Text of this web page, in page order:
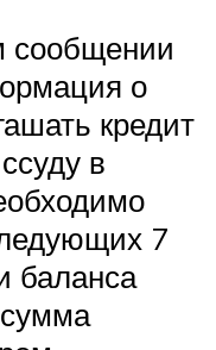
сообщении
о
кредит
в
7
баланса